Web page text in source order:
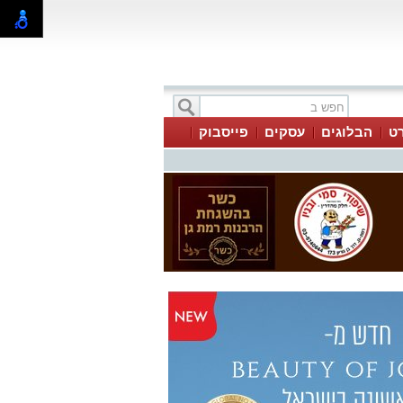
הבלוגים עסקים פייסבוק